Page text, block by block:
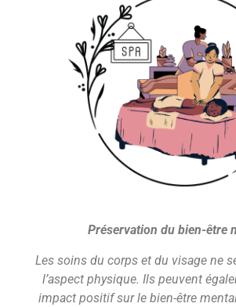
Préservation du bien-être
Les soins du corps et du visage ne
l’aspect physique. Ils peuvent
impact positif sur le bien-être